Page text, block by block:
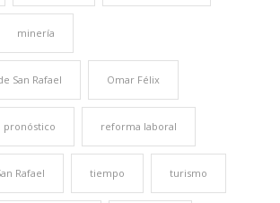
minería
San Rafael Omar Félix
pronóstico reforma laboral
Rafael tiempo turismo